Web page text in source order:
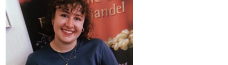
Hören